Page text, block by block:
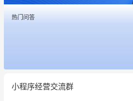
热门问答
小程序经营交流群
用有赞就能在微信、小红书同
冰墩墩货源充足需要的联系我
这个营销策划案例推荐大家看